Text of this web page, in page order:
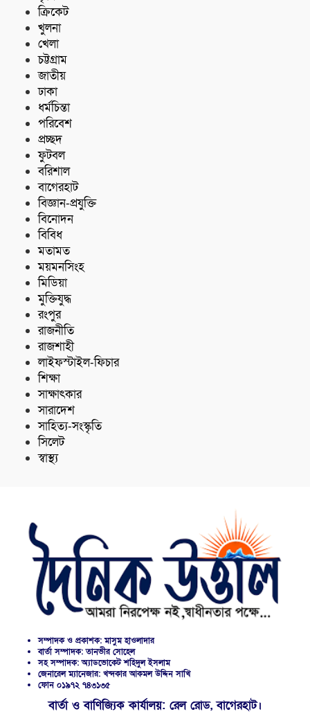
ক্রিকেট
খুলনা
খেলা
চট্টগ্রাম
জাতীয়
ঢাকা
ধর্মচিন্তা
পরিবেশ
প্রচ্ছদ
ফুটবল
বরিশাল
বাগেরহাট
বিজ্ঞান-প্রযুক্তি
বিনোদন
বিবিধ
মতামত
ময়মনসিংহ
মিডিয়া
মুক্তিযুদ্ধ
রংপুর
রাজনীতি
রাজশাহী
লাইফস্টাইল-ফিচার
শিক্ষা
সাক্ষাৎকার
সারাদেশ
সাহিত্য-সংস্কৃতি
সিলেট
স্বাস্থ্য
সম্পাদক ও প্রকাশক: মাসুম হাওলাদার
বার্তা সম্পাদক: তানভীর সোহেল
সহ সম্পাদক: অ্যাডভোকেট শহিদুল ইসলাম
জেনারেল ম্যানেজার: খন্দকার আকমল উদ্দিন সাখি
ফোন ০১৯৭২ ৭৪৩১৩৫
বার্তা ও বাণিজ্যিক কার্যালয়: রেল রোড, বাগেরহাট।